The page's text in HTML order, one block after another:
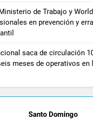
Ministerio de Trabajo y
en prevención y
saca de circulación
meses de operativos en
Santo Domingo